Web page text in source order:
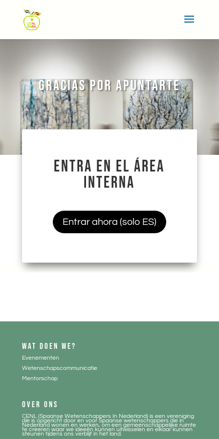
GRACIAS POR APUNTARTE
ENTRA EN EL ÁREA
INTERNA
Entrar ahora (solo ES)
WAT DOEN WE?
Evenementen
Wetenschapscommunicatie
Mentorschap
OVER ONS
CENL (Spaanse Wetenschappers In Nederland) is een vereniging
die is opgericht door en voor Spaanse wetenschappers die in
Nederland wonen en werken, om een gemeenschappelijke ruimte
te creeren waar we ideeën kunnen uitwisselen en elkaar kunnen
steunen tijdens ons verblijf in het land.